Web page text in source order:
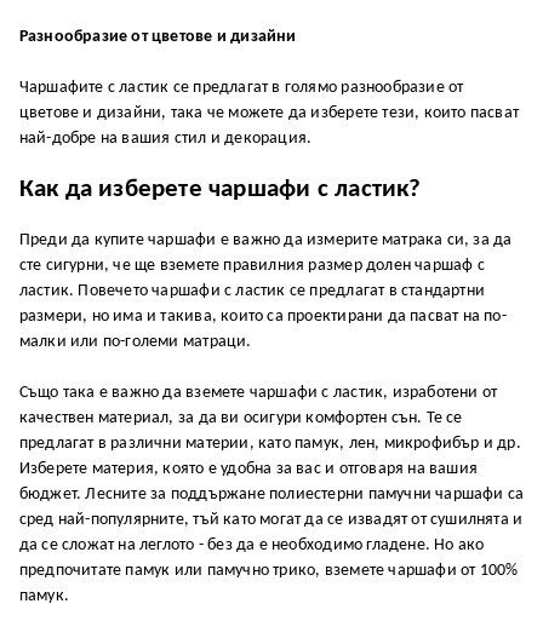
Разнообразие от цветове и дизайни
Чаршафите с ластик се предлагат в голямо разнообразие от
цветове и дизайни, така че можете да изберете тези, които пасват
най-добре на вашия стил и декорация.
Как да изберете чаршафи с ластик?
Преди да купите чаршафи е важно да измерите матрака си, за да
сте сигурни, че ще вземете правилния размер долен чаршаф с
ластик. Повечето чаршафи с ластик се предлагат в стандартни
размери, но има и такива, които са проектирани да пасват на по-
малки или по-големи матраци.
Също така е важно да вземете чаршафи с ластик, изработени от
качествен материал, за да ви осигури комфортен сън. Те се
предлагат в различни материи, като памук, лен, микрофибър и др.
Изберете материя, която е удобна за вас и отговаря на вашия
бюджет. Лесните за поддържане полиестерни памучни чаршафи са
сред най-популярните, тъй като могат да се извадят от сушилнята и
да се сложат на леглото - без да е необходимо гладене. Но ако
предпочитате памук или памучно трико, вземете чаршафи от 100%
памук.